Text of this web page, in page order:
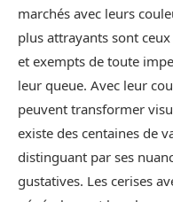
marchés avec leurs
plus attrayants sont
et exempts de toute
leur queue. Avec leur
peuvent transformer
existe des centaines de
distinguant par ses
gustatives. Les cerises